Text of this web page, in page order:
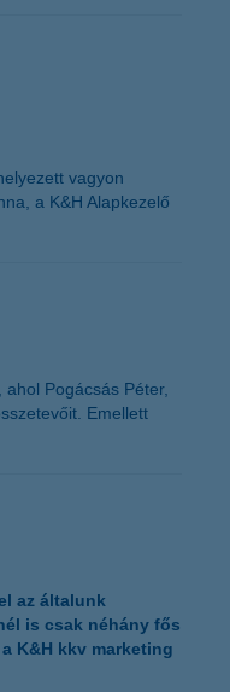
vagyon
a K&H Alapkezelő
Pogácsás Péter,
Emellett
az általunk
is csak néhány fős
K&H kkv marketing